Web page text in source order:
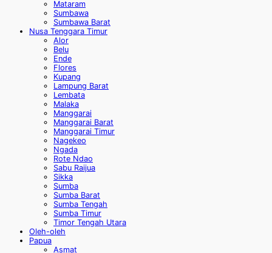
Mataram
Sumbawa
Sumbawa Barat
Nusa Tenggara Timur
Alor
Belu
Ende
Flores
Kupang
Lampung Barat
Lembata
Malaka
Manggarai
Manggarai Barat
Manggarai Timur
Nagekeo
Ngada
Rote Ndao
Sabu Raijua
Sikka
Sumba
Sumba Barat
Sumba Tengah
Sumba Timur
Timor Tengah Utara
Oleh-oleh
Papua
Asmat